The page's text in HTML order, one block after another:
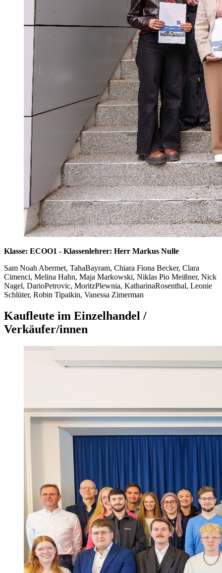
Klasse: ECOO1 - Klassenlehrer: Herr Markus Nulle
Sam Noah Abermet, TahaBayram, Chiara Fiona Becker, Clara
Cimenci, Melina Hahn, Maja Markowski, Niklas Pio Meißner, Nick
Nagel, DarioPetrovic, MoritzPlewnia, KatharinaRosenthal, Leonie
Schlüter, Robin Tipaikin, Vanessa Zimerman
Kaufleute im Einzelhandel /
Verkäufer/innen